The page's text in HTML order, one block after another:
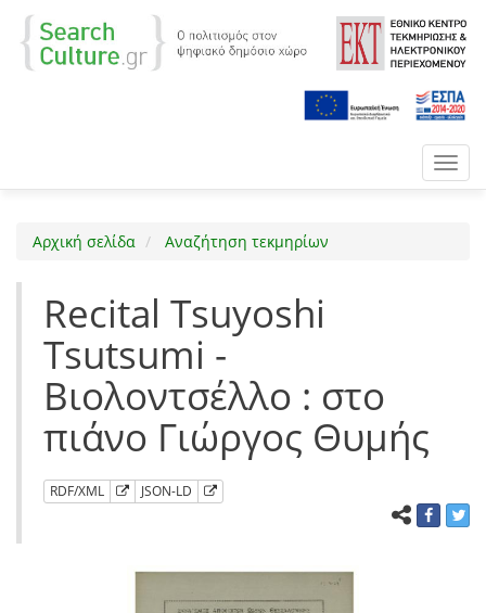
Αρχική σελίδα Αναζήτηση τεκμηρίων
Recital Tsuyoshi
Tsutsumi -
Βιολοντσέλλο : στο
πιάνο Γιώργος Θυμής
RDF/XML JSON-LD